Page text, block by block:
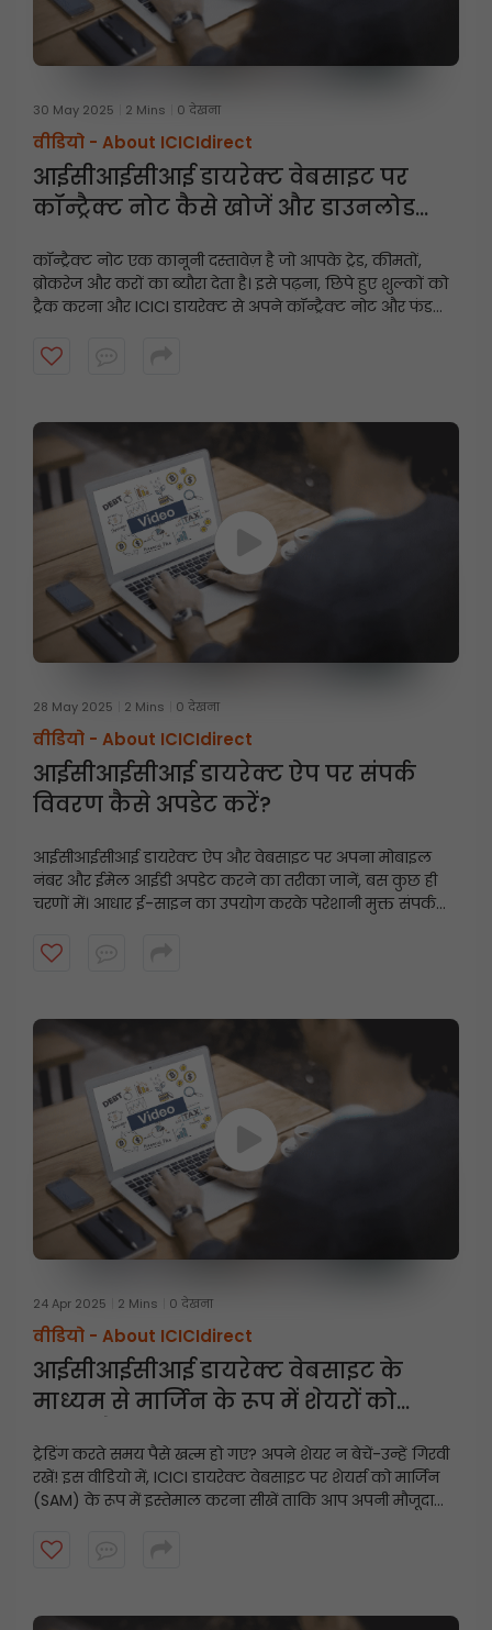
30 May 2025 2 Mins 0 देखना
वीडियो - About ICICIdirect
आईसीआईसीआई डायरेक्ट वेबसाइट पर
कॉन्ट्रैक्ट नोट कैसे खोजें और डाउनलोड
कॉन्ट्रैक्ट नोट एक कानूनी दस्तावेज़ है जो आपके ट्रेड, कीमतों,
ब्रोकरेज और करों का ब्यौरा देता है। इसे पढ़ना, छिपे हुए शुल्कों को
ट्रैक करना और ICICI डायरेक्ट से अपने कॉन्ट्रैक्ट नोट और फंड
28 May 2025 2 Mins 0 देखना
वीडियो - About ICICIdirect
आईसीआईसीआई डायरेक्ट ऐप पर संपर्क
विवरण कैसे अपडेट करें?
आईसीआईसीआई डायरेक्ट ऐप और वेबसाइट पर अपना मोबाइल
नंबर और ईमेल आईडी अपडेट करने का तरीका जानें, बस कुछ ही
चरणों में। आधार ई-साइन का उपयोग करके परेशानी मुक्त संपर्क
24 Apr 2025 2 Mins 0 देखना
वीडियो - About ICICIdirect
आईसीआईसीआई डायरेक्ट वेबसाइट के
माध्यम से मार्जिन के रूप में शेयरों को
ट्रेडिंग करते समय पैसे खत्म हो गए? अपने शेयर न बेचें-उन्हें गिरवी
रखें! इस वीडियो में, ICICI डायरेक्ट वेबसाइट पर शेयर्स को मार्जिन
(SAM) के रूप में इस्तेमाल करना सीखें ताकि आप अपनी मौजूदा
सकें।